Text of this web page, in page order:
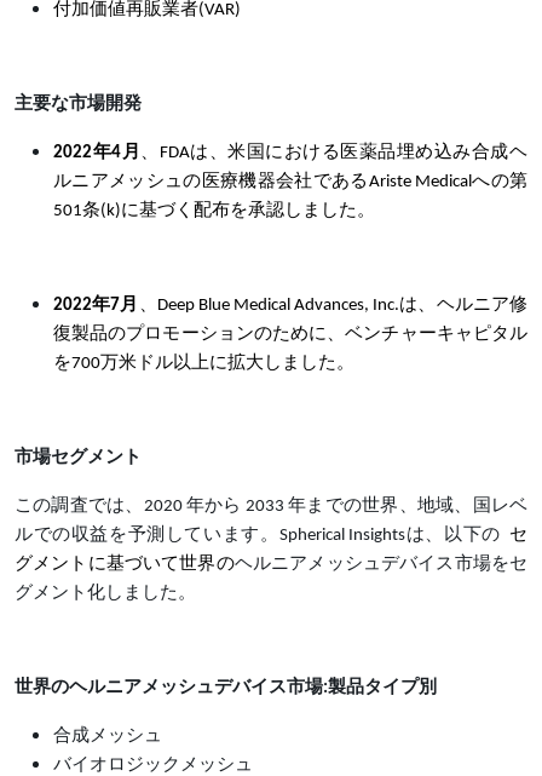
付加価値再販業者(VAR)
主要な市場開発
2022年4月 、FDAは、米国における医薬品埋め込み合成ヘ
ルニアメッシュの医療機器会社であるAriste Medicalへの第
501条(k)に基づく配布を承認しました。
2022年7月 、Deep Blue Medical Advances, Inc.は、ヘルニア修
復製品のプロモーションのために、ベンチャーキャピタル
を700万米ドル以上に拡大しました。
市場セグメント
この調査では、2020 年から 2033 年までの世界、地域、国レベ
ルでの収益を予測しています。Spherical Insightsは、以下の セ
グメントに基づいて世界のヘルニアメッシュデバイス市場をセ
グメント化しました。
世界のヘルニアメッシュデバイス市場:製品タイプ別
合成メッシュ
バイオロジックメッシュ